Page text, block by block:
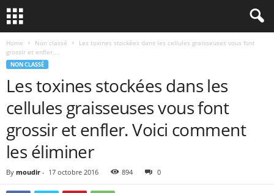
Home Non classé
Les toxines stockées dans les cellules graisseuses vous font
grossir et enfler....
NON CLASSÉ
Les toxines stockées dans les
cellules graisseuses vous font
grossir et enfler. Voici comment
les éliminer
By moudir - 17 octobre 2016 894 0